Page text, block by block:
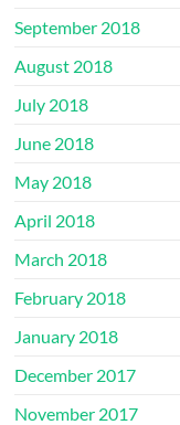
September 2018
August 2018
July 2018
June 2018
May 2018
April 2018
March 2018
February 2018
January 2018
December 2017
November 2017